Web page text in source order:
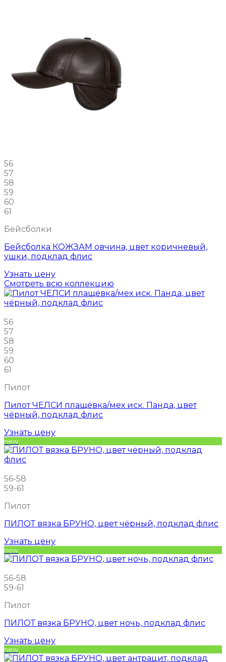
56
57
58
59
60
61
Бейсболки
Бейсболка КОЖЗАМ овчина, цвет коричневый,
ушки, подклад флис
Узнать цену
Смотреть всю коллекцию
56
57
58
59
60
61
Пилот
Пилот ЧЕЛСИ плащёвка/мех иск. Панда, цвет
чёрный, подклад флис
Узнать цену
new
56-58
59-61
Пилот
ПИЛОТ вязка БРУНО, цвет чёрный, подклад флис
Узнать цену
new
56-58
59-61
Пилот
ПИЛОТ вязка БРУНО, цвет ночь, подклад флис
Узнать цену
new